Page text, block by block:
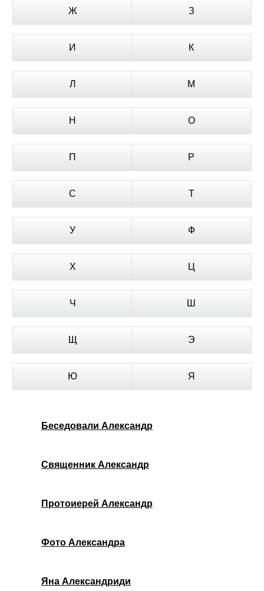
Ж З
И К
Л М
Н О
П Р
С Т
У Ф
Х Ц
Ч Ш
Щ Э
Ю Я
Беседовали Александр
Священник Александр
Протоиерей Александр
Фото Александра
Яна Александриди